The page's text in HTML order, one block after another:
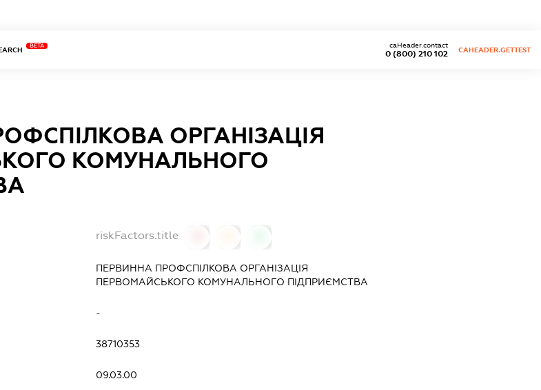
BETA
0 (800) 210 102
caHeader.contact
CAHEADER.GETTEST
ОРГАНІЗАЦІЯ
КОМУНАЛЬНОГО
riskFactors.title
ПЕРВИННА ПРОФСПІЛКОВА ОРГАНІЗАЦІЯ
ПЕРВОМАЙСЬКОГО КОМУНАЛЬНОГО ПІДПРИЄМСТВА
-
38710353
09.03.00